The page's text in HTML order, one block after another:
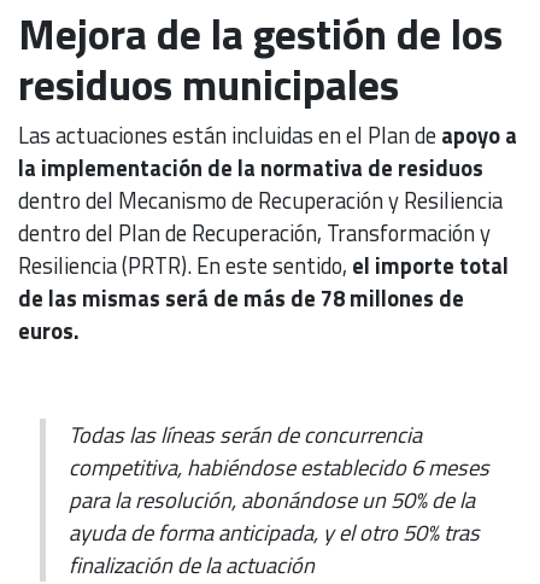
Mejora de la gestión de los
residuos municipales
Las actuaciones están incluidas en el Plan deapoyo a
la implementación de la normativa de residuos
dentro del Mecanismo de Recuperación y Resiliencia
dentro del Plan de Recuperación, Transformación y
Resiliencia (PRTR). En este sentido, el importe total
de las mismas será de más de 78 millones de
euros.
Todas las líneas serán de concurrencia
competitiva, habiéndose establecido 6 meses
para la resolución, abonándose un 50% de la
ayuda de forma anticipada, y el otro 50% tras
finalización de la actuación